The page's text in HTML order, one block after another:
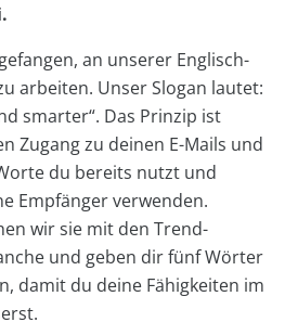
an unserer Englisch-
arbeiten. Unser Slogan lautet:
smarter“. Das Prinzip ist
Zugang zu deinen E-Mails und
du bereits nutzt und
Empfänger verwenden.
wir sie mit den Trend-
und geben dir fünf Wörter
damit du deine Fähigkeiten im